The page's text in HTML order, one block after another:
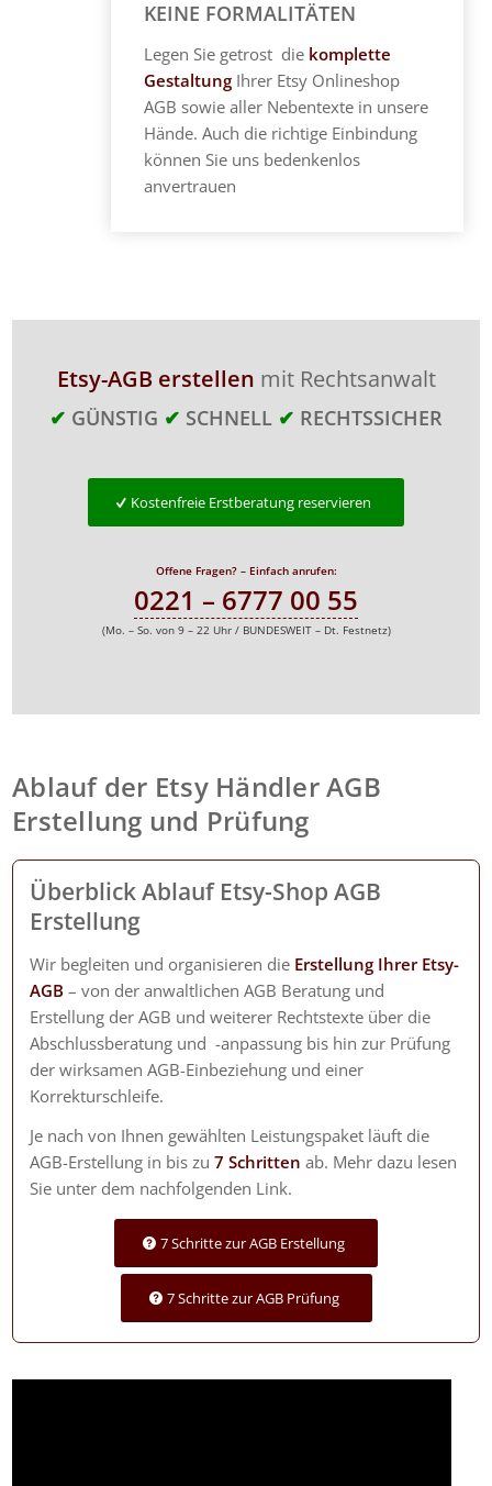
KEINE FORMALITÄTEN
Legen Sie getrost die komplette
Gestaltung Ihrer Etsy Onlineshop
AGB sowie aller Nebentexte in unsere
Hände. Auch die richtige Einbindung
können Sie uns bedenkenlos
anvertrauen
Etsy-AGB erstellen mit Rechtsanwalt
✔ GÜNSTIG ✔ SCHNELL ✔ RECHTSSICHER
Kostenfreie Erstberatung reservieren
Offene Fragen? – Einfach anrufen:
0221 – 6777 00 55
(Mo. – So. von 9 – 22 Uhr / BUNDESWEIT – Dt. Festnetz)
Ablauf der Etsy Händler AGB
Erstellung und Prüfung
Überblick Ablauf Etsy-Shop AGB
Erstellung
Wir begleiten und organisieren die Erstellung Ihrer Etsy-
AGB – von der anwaltlichen AGB Beratung und
Erstellung der AGB und weiterer Rechtstexte über die
Abschlussberatung und -anpassung bis hin zur Prüfung
der wirksamen AGB-Einbeziehung und einer
Korrekturschleife.
Je nach von Ihnen gewählten Leistungspaket läuft die
AGB-Erstellung in bis zu7 Schritten ab. Mehr dazu lesen
Sie unter dem nachfolgenden Link.
7 Schritte zur AGB Erstellung
7 Schritte zur AGB Prüfung